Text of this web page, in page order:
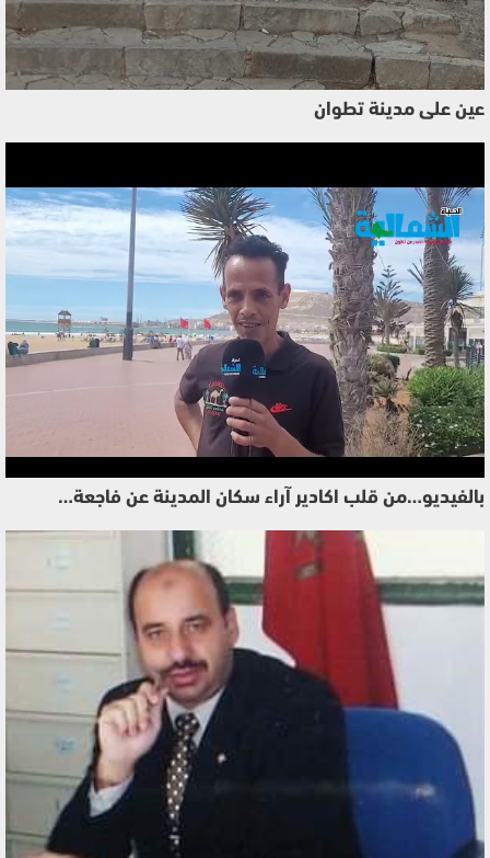
عين على مدينة تطوان
بالفيديو…من قلب اكادير آراء سكان المدينة عن فاجعة…